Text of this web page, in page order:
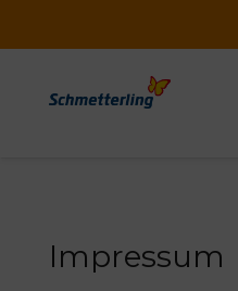
Impressum